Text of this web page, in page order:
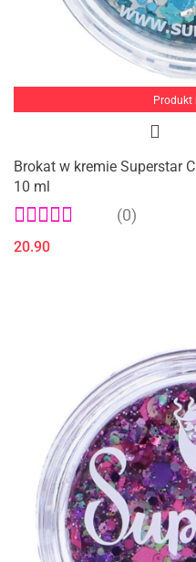
Produkt
Brokat w kremie Superstar
10 ml
(0)
20.90